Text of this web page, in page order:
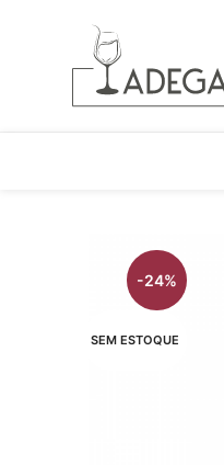
-24%
SEM ESTOQUE